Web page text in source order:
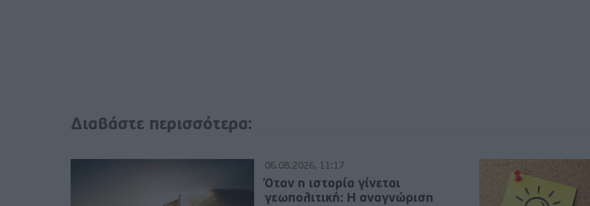
Διαβάστε περισσότερα:
06.08.2026, 11:17
Όταν η ιστορία γίνεται
γεωπολιτική: Η αναγνώριση